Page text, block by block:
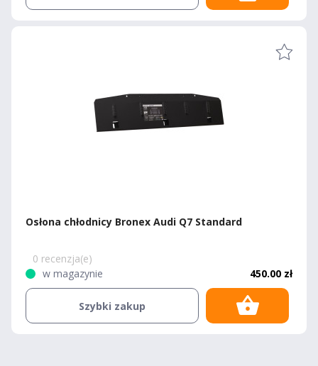
Osłona chłodnicy Bronex Audi Q7 Standard
0 recenzja(e)
w magazynie
450.00 zł
Szybki zakup